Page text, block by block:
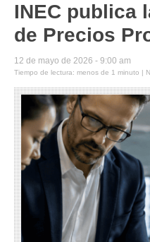
INEC publica
de Precios
12 de mayo de 2026 - 9:00 am
Tiempo de lectura: menos de 1 minuto |